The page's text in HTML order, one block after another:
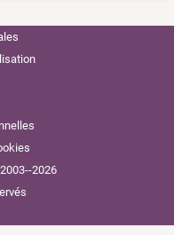
2026